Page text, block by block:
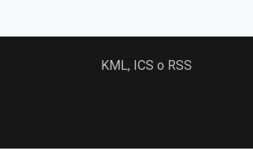
KML, ICS o RSS